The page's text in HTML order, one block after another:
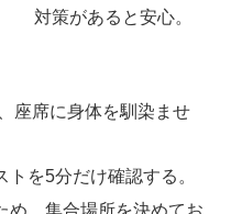
対策があると安心。
座席に身体を馴染ませ
を5分だけ確認する。